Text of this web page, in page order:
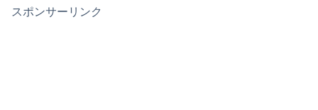
スポンサーリンク